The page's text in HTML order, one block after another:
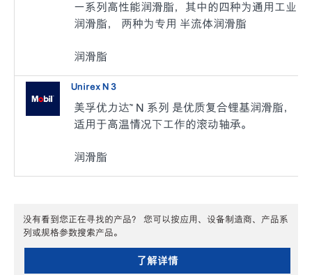
一系列高性能润滑脂，其中的四种为通用工业
润滑脂， 两种为专用 半流体润滑脂
润滑脂
Unirex N 3
美孚优力达™ N 系列 是优质复合锂基润滑脂，
适用于高温情况下工作的滚动轴承。
润滑脂
没有看到您正在寻找的产品？ 您可以按应用、设备制造商、产品系
列或规格参数搜索产品。
了解详情